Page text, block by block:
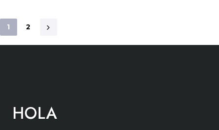
1 2
HOLA